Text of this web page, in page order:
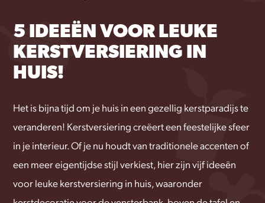
5 IDEEËN VOOR LEUKE
KERSTVERSIERING IN
HUIS!
Het is bijna tijd om je huis in een gezellig kerstparadijs te
veranderen! Kerstversiering creëert een feestelijke sfeer
in je interieur. Of je nu houdt van traditionele accenten of
een meer eigentijdse stijl verkiest, hier zijn vijf ideeën
voor leuke kerstversiering in huis, waaronder